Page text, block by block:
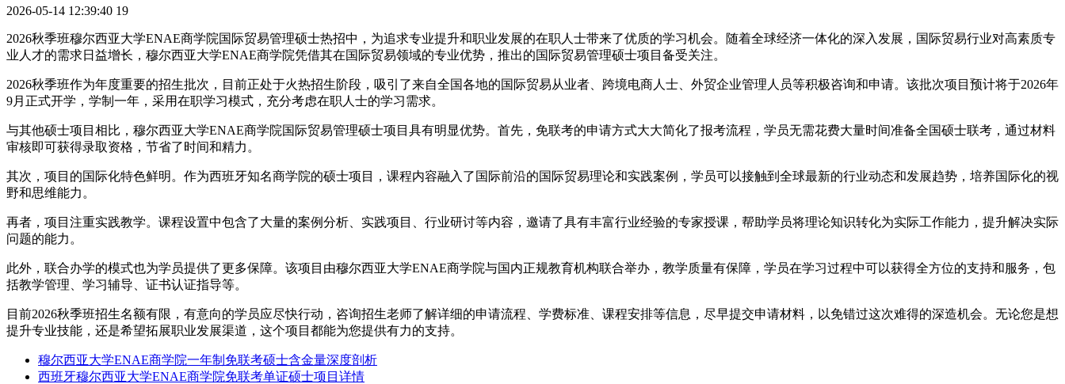
2026-05-14 12:39:40 19
2026秋季班穆尔西亚大学ENAE商学院国际贸易管理硕士热招中，为追求专业提升和职业发展的在职人士带来了优质的学习机会。随着全球经济一体化的深入发展，国际贸易行业对高素质专
业人才的需求日益增长，穆尔西亚大学ENAE商学院凭借其在国际贸易领域的专业优势，推出的国际贸易管理硕士项目备受关注。
2026秋季班作为年度重要的招生批次，目前正处于火热招生阶段，吸引了来自全国各地的国际贸易从业者、跨境电商人士、外贸企业管理人员等积极咨询和申请。该批次项目预计将于2026年
9月正式开学，学制一年，采用在职学习模式，充分考虑在职人士的学习需求。
与其他硕士项目相比，穆尔西亚大学ENAE商学院国际贸易管理硕士项目具有明显优势。首先，免联考的申请方式大大简化了报考流程，学员无需花费大量时间准备全国硕士联考，通过材料
审核即可获得录取资格，节省了时间和精力。
其次，项目的国际化特色鲜明。作为西班牙知名商学院的硕士项目，课程内容融入了国际前沿的国际贸易理论和实践案例，学员可以接触到全球最新的行业动态和发展趋势，培养国际化的视
野和思维能力。
再者，项目注重实践教学。课程设置中包含了大量的案例分析、实践项目、行业研讨等内容，邀请了具有丰富行业经验的专家授课，帮助学员将理论知识转化为实际工作能力，提升解决实际
问题的能力。
此外，联合办学的模式也为学员提供了更多保障。该项目由穆尔西亚大学ENAE商学院与国内正规教育机构联合举办，教学质量有保障，学员在学习过程中可以获得全方位的支持和服务，包
括教学管理、学习辅导、证书认证指导等。
目前2026秋季班招生名额有限，有意向的学员应尽快行动，咨询招生老师了解详细的申请流程、学费标准、课程安排等信息，尽早提交申请材料，以免错过这次难得的深造机会。无论您是想
提升专业技能，还是希望拓展职业发展渠道，这个项目都能为您提供有力的支持。
穆尔西亚大学ENAE商学院一年制免联考硕士含金量深度剖析
西班牙穆尔西亚大学ENAE商学院免联考单证硕士项目详情